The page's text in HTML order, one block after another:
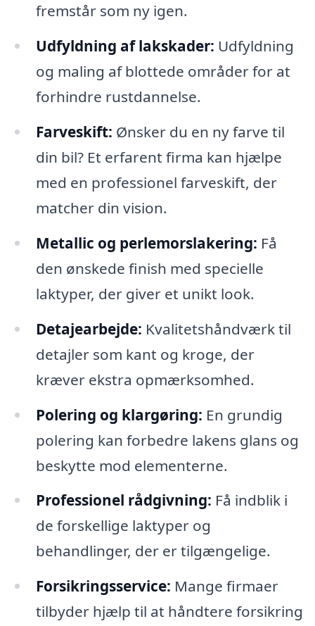
fremstår som ny igen.
Udfyldning af lakskader: Udfyldning
og maling af blottede områder for at
forhindre rustdannelse.
Farveskift: Ønsker du en ny farve til
din bil? Et erfarent firma kan hjælpe
med en professionel farveskift, der
matcher din vision.
Metallic og perlemorslakering: Få
den ønskede finish med specielle
laktyper, der giver et unikt look.
Detajearbejde: Kvalitetshåndværk til
detajler som kant og kroge, der
kræver ekstra opmærksomhed.
Polering og klargøring: En grundig
polering kan forbedre lakens glans og
beskytte mod elementerne.
Professionel rådgivning: Få indblik i
de forskellige laktyper og
behandlinger, der er tilgængelige.
Forsikringsservice: Mange firmaer
tilbyder hjælp til at håndtere forsikring